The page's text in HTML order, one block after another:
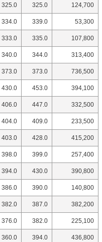
325.0 325.0 124,700
334.0 339.0 53,300
333.0 335.0 107,800
340.0 344.0 313,400
373.0 373.0 736,500
430.0 453.0 394,100
406.0 447.0 332,500
404.0 409.0 233,500
403.0 428.0 415,200
398.0 399.0 257,400
394.0 430.0 390,800
386.0 390.0 140,800
382.0 387.0 382,200
376.0 382.0 225,100
360.0 394.0 436,800